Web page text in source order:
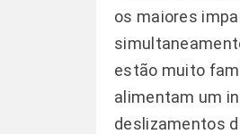
os maiores
estão muito
alimentam um
deslizamentos